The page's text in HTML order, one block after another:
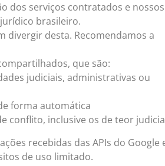
dos serviços contratados e nossos
brasileiro.
divergir desta. Recomendamos a
que são:
judiciais, administrativas ou
forma automática
conflito, inclusive os de teor
recebidas das APIs do
de uso limitado.